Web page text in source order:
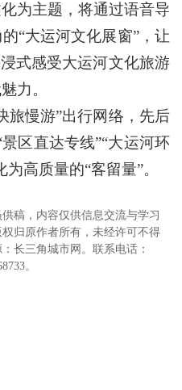
为主题，将通过语音导
“大运河文化展窗”，让
式感受大运河文化旅游
力。
旅慢游”出行网络，先后
区直达专线”“大运河环
高质量的“客留量”。
稿，内容仅供信息交流与学习
归原作者所有，未经许可不得
长三角城市网。联系电话：
。